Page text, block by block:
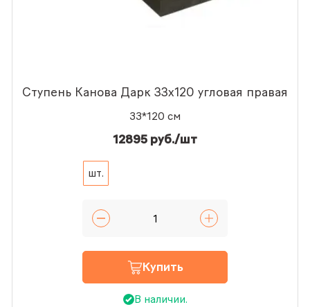
Ступень Канова Дарк 33x120 угловая правая
33*120 см
12895 руб./шт
шт.
Купить
В наличии.